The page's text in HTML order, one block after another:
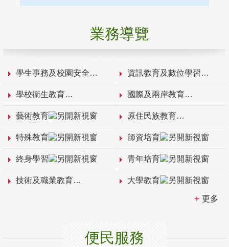
業務導覽
學生事務及校園安全 資訊教育及數位學習
學校衛生教育 國際及兩岸教育
藝術教育 原住民族教育
特殊教育 師資培育
終身學習 青年培育
技術及職業教育 大學教育
更多
便民服務